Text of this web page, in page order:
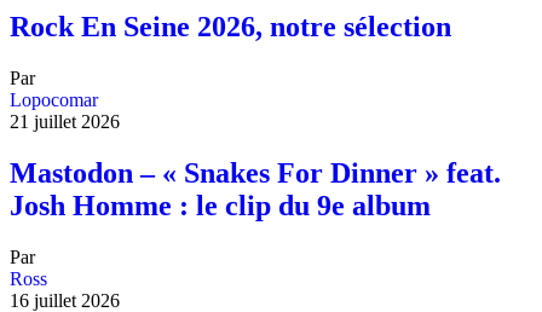
Rock En Seine 2026, notre sélection
Par
Lopocomar
21 juillet 2026
Mastodon – « Snakes For Dinner » feat.
Josh Homme : le clip du 9e album
Par
Ross
16 juillet 2026